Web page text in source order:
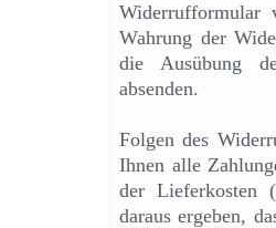
Widerrufformular
Wahrung der
die Ausübung
absenden.
Folgen des
Ihnen alle
der Lieferkosten
daraus ergeben,